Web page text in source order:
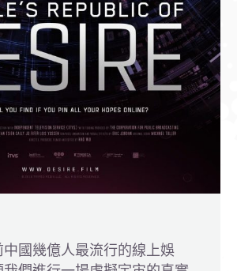
國幾億人最流行的線上娛